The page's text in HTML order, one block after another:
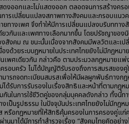
งออกและไม่แสดงออก ตลอดจนการสร้างครอ
ารเปลี่ยนแปลงสภาพทางสังคมและกรอบแนว
ทางเพศ จึงทำให้มีการเปลี่ยนแปลงบริบททาง
ยวกันและเพศทางเลือกมากขึ้น โดยปรัชญาของ
สังคม ณ ขนะนั้นเนื่องจากสังคมมีพลวัตและเป
องด้วยระบบฎหมายในประเทศไทยยังไม่มีกฎหม
เพศเดียวกัน กล่าวคือ ตามประมวลกฎหมายแ
รอบครัว ไม่ได้บัญญัติรับรองถึงการสมรสของ
มารถจดทะเบียนสมรสเพื่อให้มีผลผูกพันธ์ทางก
ได้รับการรับรองในเรื่องสิทธิและหน้าที่ตามกฎห
มกันในการใช้ชีวิตคู่ของกลุ่มบุคคลดังกล่าว ทั้งนี้
เป็นรูปธรรม ในปัจจุบันประเทศไทยยังไม่มีกฎห
หรือกฎหมายที่ให้สิทธิคุ้มครองในการครองคู่แ
านมาได้มีการทำสำรวจเรื่อง “สังคมไทยคิดอย่า